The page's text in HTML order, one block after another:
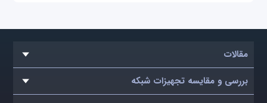
مقالات
بررسی و مقایسه تجهیزات شبکه